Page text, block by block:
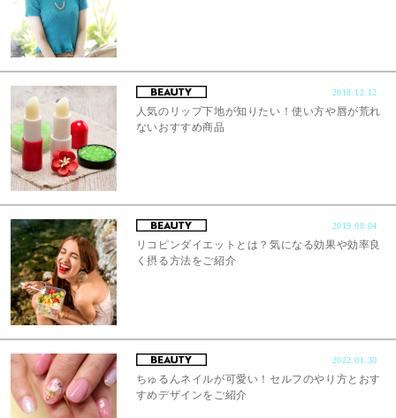
2018.12.12
人気のリップ下地が知りたい！使い方や唇が荒れ
ないおすすめ商品
2019.08.04
リコピンダイエットとは？気になる効果や効率良
く摂る方法をご紹介
2022.01.30
ちゅるんネイルが可愛い！セルフのやり方とおす
すめデザインをご紹介